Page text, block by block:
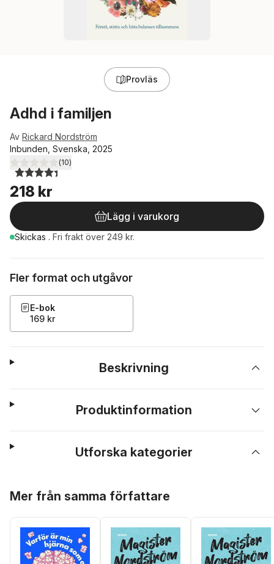
Provläs
Adhd i familjen
Av Rickard Nordström
Inbunden, Svenska, 2025
4,4utav 5 stjärnor. Totalt antal röster:
(10)
218 kr
Lägg i varukorg
Skickas . Fri frakt över 249 kr.
Fler format och utgåvor
E-bok
169 kr
Beskrivning
Produktinformation
Utforska kategorier
Mer från samma författare